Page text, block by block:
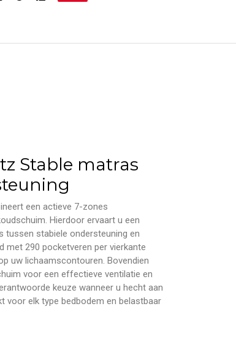
Stable matras
een actieve 7-zones
Hierdoor ervaart u een
tussen stabiele ondersteuning en
met 290 pocketveren per vierkante
uw lichaamscontouren. Bovendien
voor een effectieve ventilatie en
keuze wanneer u hecht aan
voor elk type bedbodem en belastbaar